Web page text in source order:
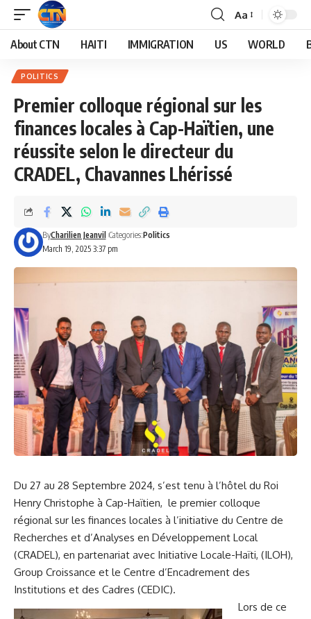
Aa
About CTN HAITI IMMIGRATION US WORLD
POLITICS
Premier colloque régional sur les
finances locales à Cap-Haïtien, une
réussite selon le directeur du
CRADEL, Chavannes Lhérissé
March 19, 2025 3:37 pm
ByCharilien Jeanvil Categories:Politics
Du 27 au 28 Septembre 2024, s’est tenu à l’hôtel du Roi
Henry Christophe à Cap-Haïtien, le premier colloque
régional sur les finances locales à l’initiative du Centre de
Recherches et d’Analyses en Développement Local
(CRADEL), en partenariat avec Initiative Locale-Haïti, (ILOH),
Group Croissance et le Centre d’Encadrement des
Institutions et des Cadres (CEDIC).
Lors de ce